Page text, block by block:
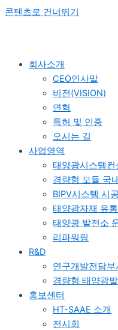
콘텐츠로 건너뛰기
회사소개
CEO인사말
비전(VISION)
연혁
특허 및 인증
오시는 길
사업영역
태양광시스템
경량형 모듈 국
BIPV시스템 시공
태양광자재 유통
태양광 발전소
리파워링
R&D
연구개발전담부
경량형 태양광
홍보센터
HT-SAAE 소개
전시회